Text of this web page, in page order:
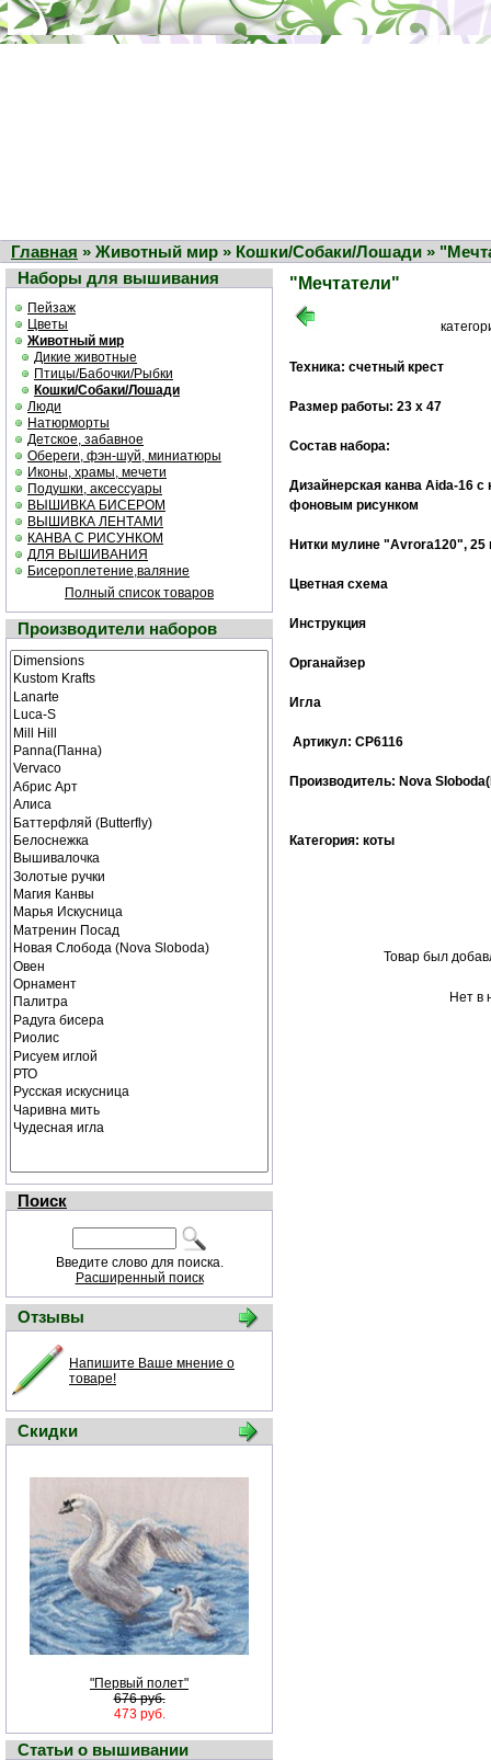
Главная » Животный мир » Кошки/Собаки/Лошади »
Наборы для вышивания
Пейзаж
Цветы
Животный мир
Дикие животные
Птицы/Бабочки/Рыбки
Кошки/Собаки/Лошади
Люди
Натюрморты
Детское, забавное
Обереги, фэн-шуй, миниатюры
Иконы, храмы, мечети
Подушки, аксессуары
ВЫШИВКА БИСЕРОМ
ВЫШИВКА ЛЕНТАМИ
КАНВА С РИСУНКОМ
ДЛЯ ВЫШИВАНИЯ
Бисероплетение,валяние
Полный список товаров
Производители наборов
Поиск
Введите слово для поиска.
Расширенный поиск
Отзывы
Напишите Ваше мнение о
товаре!
Скидки
"Первый полет"
676 руб.
473 руб.
Статьи о вышивании
"Мечтатели"
Техника: счетный крест
Размер работы: 23 х 47
Состав набора:
Дизайнерская канва Aida-16 с
фоновым рисунком
Нитки мулине "Avrora120", 25
Цветная схема
Инструкция
Органайзер
Игла
Артикул: СР6116
Производитель: Nova
Категория: коты
Товар был
Нет в